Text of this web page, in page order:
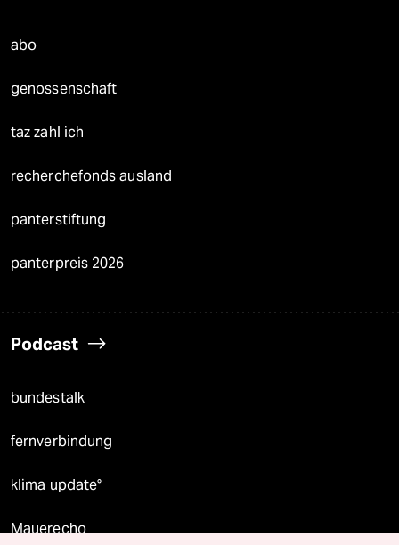
abo
genossenschaft
taz zahl ich
recherchefonds ausland
panterstiftung
panterpreis 2026
Podcast
bundestalk
fernverbindung
klima update°
Mauerecho